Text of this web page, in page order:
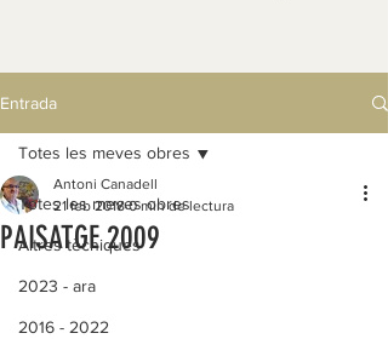
Entrada
Totes les meves obres
Altres tècniques
2023 - ara
2016 - 2022
Totes les meves obres
PAISATGE 2009
Antoni Canadell
21 feb 2018 0 min de lectura